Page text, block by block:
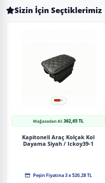
Sizin İçin Seçtiklerimiz
Mağazadan Al:362,65 TL
Kapitoneli Araç Kolçak Kol
Dayama Siyah / Ickoy39-1
Peşin Fiyatına 3 x 520,28 TL